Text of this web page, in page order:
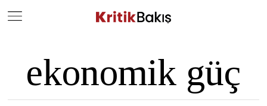
ekonomik güç